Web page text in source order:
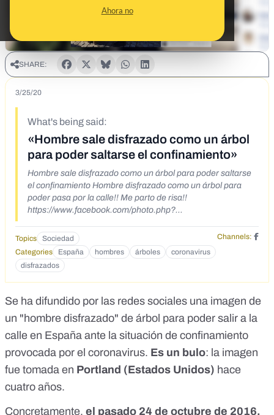
Ahora no
SHARE:
3/25/20
What's being said:
«Hombre sale disfrazado como un árbol
para poder saltarse el confinamiento»
Hombre sale disfrazado como un árbol para poder saltarse
el confinamiento Hombre disfrazado como un árbol para
poder pasa por la calle!! Me parto de risa!!
https://www.facebook.com/photo.php?
2&amp;type=3&amp;theater
Topics Sociedad
Channels:
Categories
España hombres árboles
coronavirus
disfrazados
Se ha difundido por las redes sociales una imagen de
un "hombre disfrazado" de árbol para poder salir a la
calle en España ante la situación de confinamiento
provocada por el coronavirus. Es un bulo: la imagen
fue tomada en Portland (Estados Unidos) hace
cuatro años.
Concretamente, el pasado 24 de octubre de 2016,